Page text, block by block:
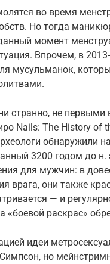
во время
Но тогда
момент
Впрочем, в
мусульманок,
странно, не первыми
Nails: The History of
обнаружили
3200 годом до н.
для мужчин: в
врага, они также
— и
раскрас»
идеи
но